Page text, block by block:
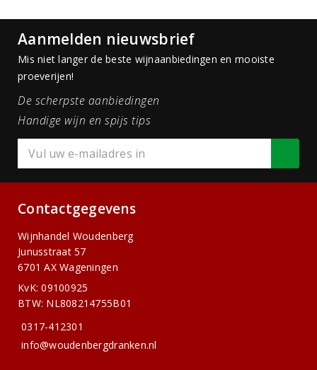
Aanmelden nieuwsbrief
Mis niet langer de beste wijnaanbiedingen en mooiste
proeverijen!
De scherpste aanbiedingen
Handige wijn en spijs tips
Contactgegevens
Wijnhandel Woudenberg
Junusstraat 57
6701 AX Wageningen
KvK: 09100925
BTW: NL808214755B01
0317-412301
info@woudenbergdranken.nl